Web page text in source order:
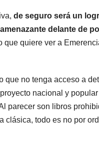
de seguro será un
delante de
quiere ver a
no tenga acceso a
nacional y
parecer son libros
clásica, todo es no por